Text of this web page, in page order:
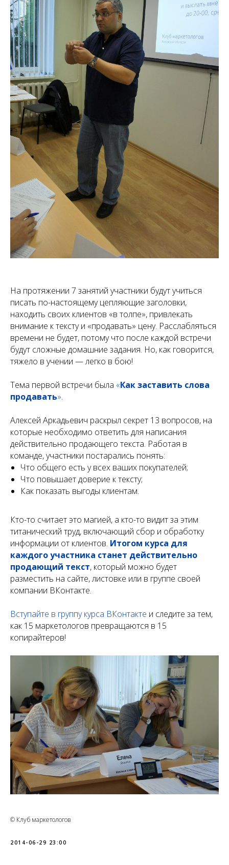
На протяжении 7 занятий участники будут учиться
писать по-настоящему цепляющие заголовки,
находить своих клиентов «в толпе», привлекать
внимание к тексту и «продавать» цену. Расслабляться
времени не будет, потому что после каждой встречи
будут сложные домашние задания. Но, как говорится,
тяжело в учении — легко в бою!
Тема первой встречи была «Как заставить слова
продавать».
Алексей Аркадьевич раскрыл секрет 13 вопросов, на
которые необходимо ответить для написания
действительно продающего текста. Работая в
команде, участники постарались понять:
Что общего есть у всех ваших покупателей;
Что повышает доверие к тексту;
Как показать выгоды клиентам.
Кто-то считает это магией, а кто-то видит за этим
титанический труд, включающий сбор и обработку
информации от клиентов. Итогом курса для
каждого участника станет действительно
продающий текст, который можно будет
разместить на сайте, листовке или в группе своей
компании ВКонтакте.
Вступайте в группу курса ВКонтакте и следите за тем,
как 15 маркетологов превращаются в 15
копирайтеров!
© Клуб маркетологов
2014-06-29 23:00